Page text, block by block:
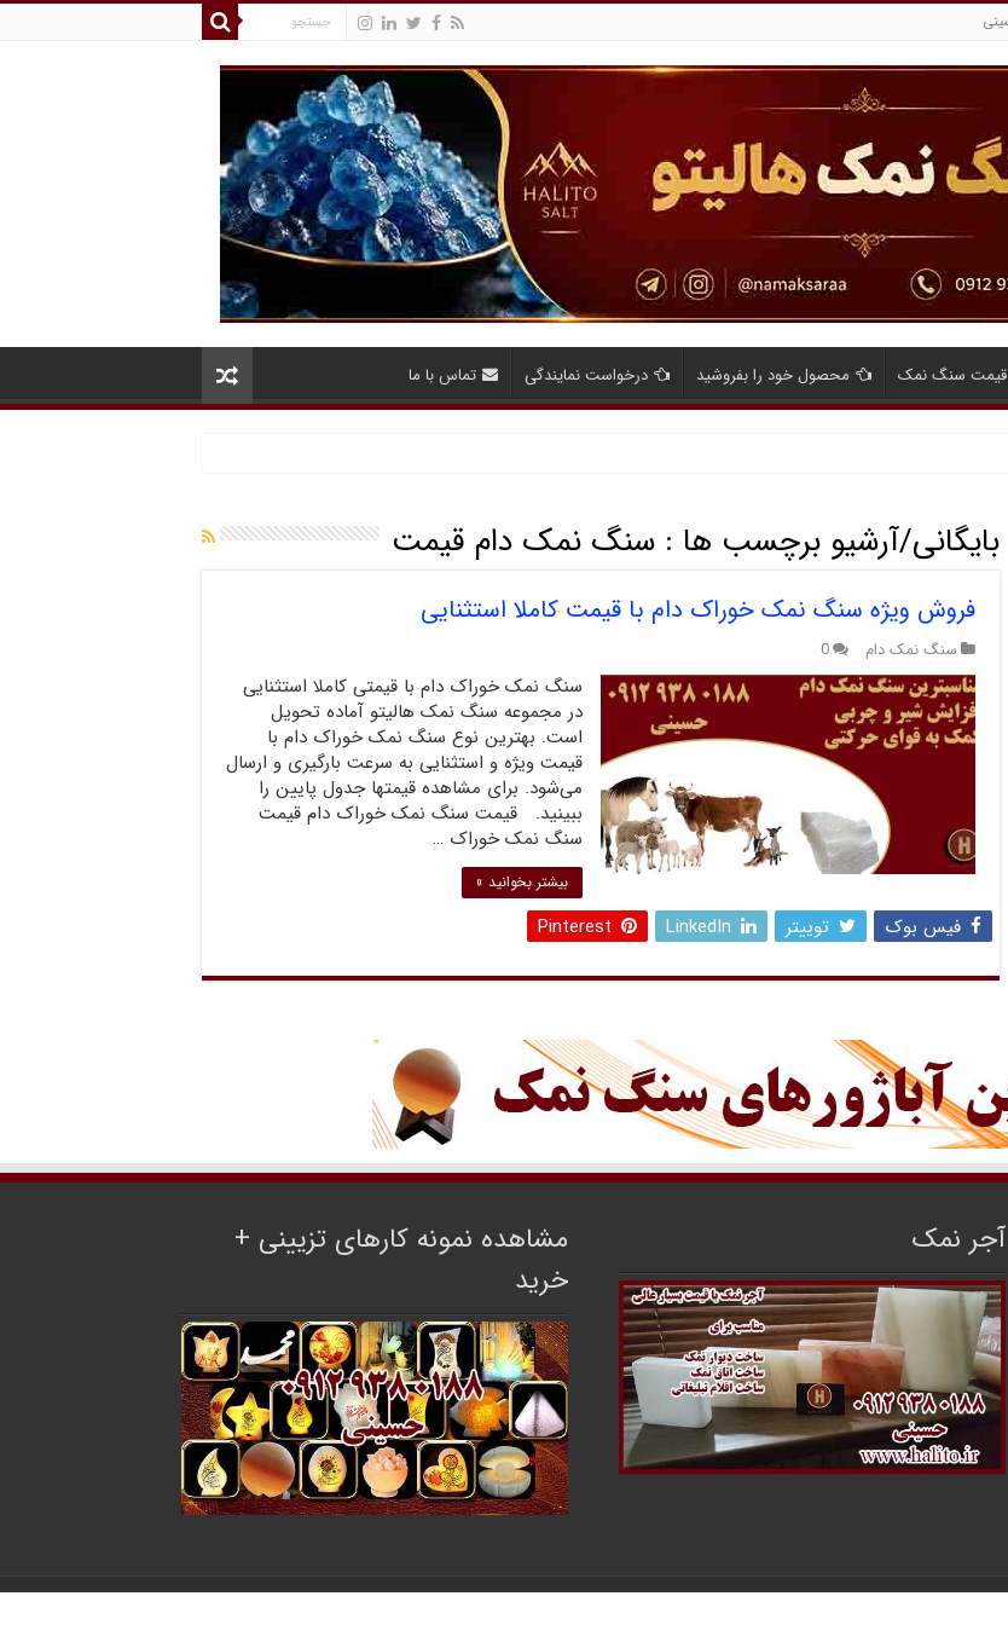
قیمت سنگ نمک محصول خود را بفروشید درخواست نمایندگی تماس با ما
بایگانی/آرشیو برچسب ها : سنگ نمک دام قیمت
فروش ویژه سنگ نمک خوراک دام با قیمت کاملا استثنایی
سنگ نمک دام 0
سنگ نمک خوراک دام با قیمتی کاملا استثنایی
در مجموعه سنگ نمک هالیتو آماده تحویل
است. بهترین نوع سنگ نمک خوراک دام با
قیمت ویژه و استثنایی به سرعت بارگیری و ارسال
می‌شود. برای مشاهده قیمتها جدول پایین را
ببینید. قیمت سنگ نمک خوراک دام قیمت
سنگ نمک خوراک …
بیشتر بخوانید »
فیس بوک توییتر LinkedIn
Pinterest
آجر نمک
مشاهده نمونه کارهای تزیینی +
خرید